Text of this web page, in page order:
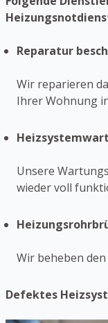
Reparatur
Wir reparieren
Ihrer Wohnung
Unsere
wieder voll
Wir beheben
Defektes